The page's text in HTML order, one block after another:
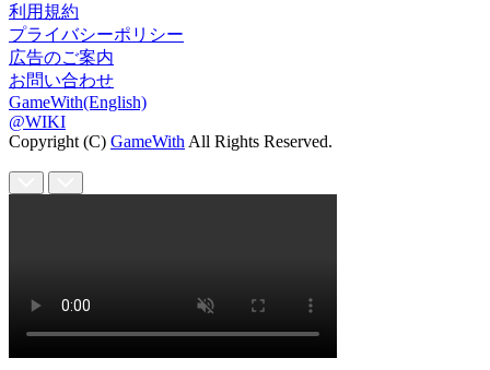
利用規約
プライバシーポリシー
広告のご案内
お問い合わせ
GameWith(English)
@WIKI
Copyright (C) GameWith All Rights Reserved.